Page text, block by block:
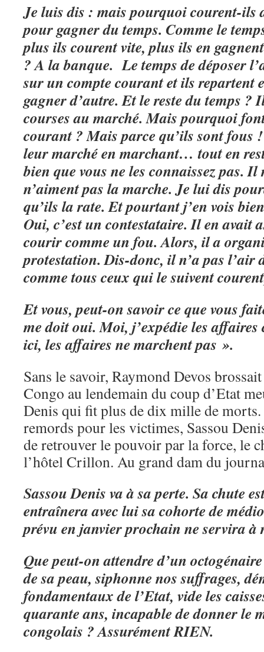
Je luis dis : mais pourquoi courent-ils
pour gagner du temps. Comme le
plus ils courent vite, plus ils en
? A la banque. Le temps de déposer
sur un compte courant et ils repartent
gagner d’autre. Et le reste du temps ?
courses au marché. Mais pourquoi
courant ? Mais parce qu’ils sont
leur marché en marchant… tout en
bien que vous ne les connaissez pas.
n’aiment pas la marche. Je lui dis
qu’ils la rate. Et pourtant j’en vois
Oui, c’est un contestataire. Il en avait
courir comme un fou. Alors, il a
protestation. Dis-donc, il n’a pas l’air
comme tous ceux qui le suivent
Et vous, peut-on savoir ce que vous
me doit oui. Moi, j’expédie les
ici, les affaires ne marchent pas ».
Sans le savoir, Raymond Devos
Congo au lendemain du coup d’Etat
Denis qui fit plus de dix mille de morts.
remords pour les victimes, Sassou
de retrouver le pouvoir par la force, le
l’hôtel Crillon. Au grand dam du
Sassou Denis va à sa perte. Sa chute
entraînera avec lui sa cohorte de
prévu en janvier prochain ne servira à
Que peut-on attendre d’un
de sa peau, siphonne nos suffrages,
fondamentaux de l’Etat, vide les
quarante ans, incapable de donner le
congolais ? Assurément RIEN.